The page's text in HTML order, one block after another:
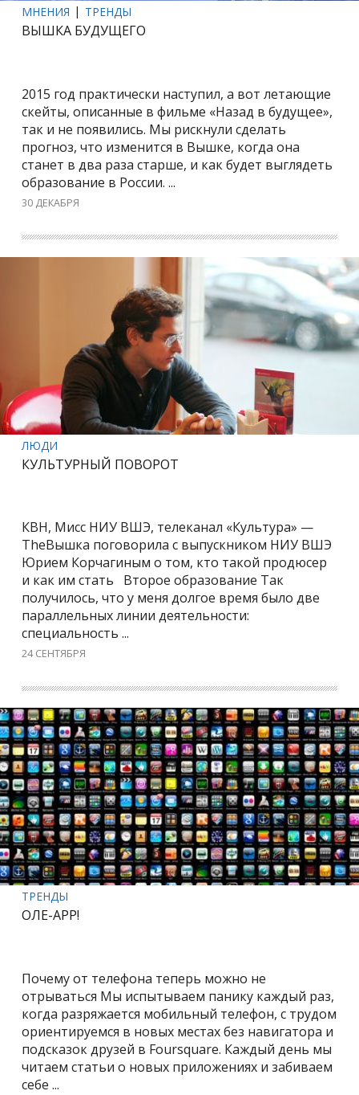
МНЕНИЯ ТРЕНДЫ
ВЫШКА БУДУЩЕГО
2015 год практически наступил, а вот летающие
скейты, описанные в фильме «Назад в будущее»,
так и не появились. Мы рискнули сделать
прогноз, что изменится в Вышке, когда она
станет в два раза старше, и как будет выглядеть
образование в России. ...
30 ДЕКАБРЯ
ЛЮДИ
КУЛЬТУРНЫЙ ПОВОРОТ
КВН, Мисс НИУ ВШЭ, телеканал «Культура» —
TheВышка поговорила с выпускником НИУ ВШЭ
Юрием Корчагиным о том, кто такой продюсер
и как им стать Второе образование Так
получилось, что у меня долгое время было две
параллельных линии деятельности:
специальность ...
24 СЕНТЯБРЯ
ТРЕНДЫ
ОЛЕ-APP!
Почему от телефона теперь можно не
отрываться Мы испытываем панику каждый раз,
когда разряжается мобильный телефон, с трудом
ориентируемся в новых местах без навигатора и
подсказок друзей в Foursquare. Каждый день мы
читаем статьи о новых приложениях и забиваем
себе ...